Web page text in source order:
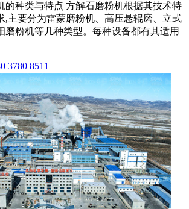
的种类与特点 方解石磨粉机根据其技术特
,主要分为雷蒙磨粉机、高压悬辊磨、立式
磨粉机等几种类型。每种设备都有其适用
3780 8511